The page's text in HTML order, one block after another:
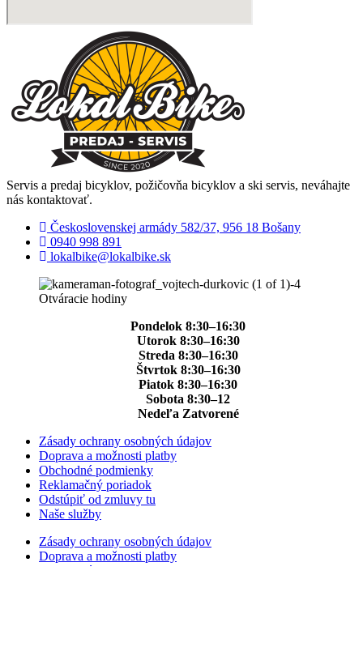
Servis a predaj bicyklov, požičovňa bicyklov a ski servis, neváhajte
nás kontaktovať.
Československej armády 582/37, 956 18 Bošany
0940 998 891
lokalbike@lokalbike.sk
Otváracie hodiny
Pondelok 8:30–16:30
Utorok 8:30–16:30
Streda 8:30–16:30
Štvrtok 8:30–16:30
Piatok 8:30–16:30
Sobota 8:30–12
Nedeľa Zatvorené
Zásady ochrany osobných údajov
Doprava a možnosti platby
Obchodné podmienky
Reklamačný poriadok
Odstúpiť od zmluvy tu
Naše služby
Zásady ochrany osobných údajov
Doprava a možnosti platby
Obchodné podmienky